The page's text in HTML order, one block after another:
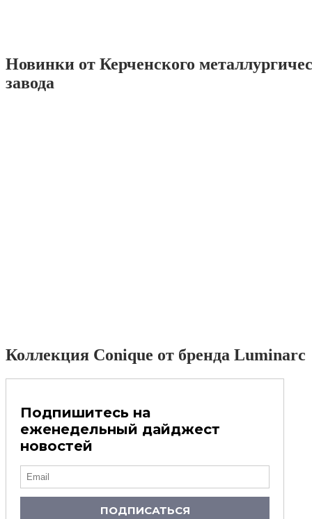
Новинки от Керченского
завода
Коллекция Conique от бренда Luminarc
Подпишитесь на
еженедельный дайджест
новостей
ПОДПИСАТЬСЯ